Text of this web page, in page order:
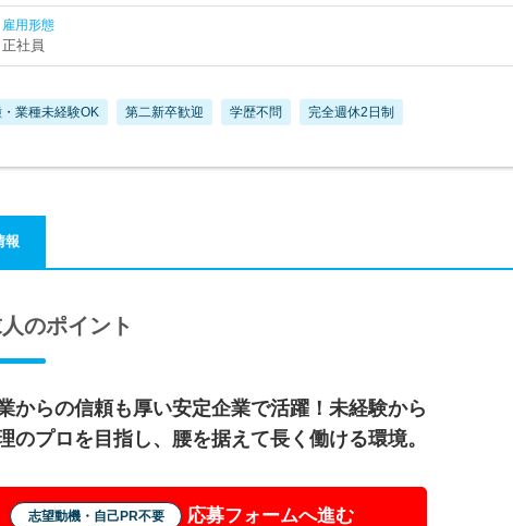
雇用形態
正社員
業種未経験OK 第二新卒歓迎 学歴不問 完全週休2日制
報
のポイント
からの信頼も厚い安定企業で活躍！未経験から
のプロを目指し、腰を据えて長く働ける環境。
志望動機・自己PR不要 応募フォームへ進む